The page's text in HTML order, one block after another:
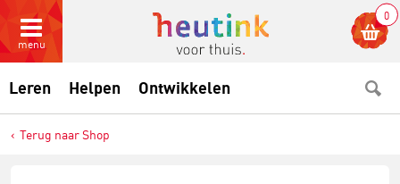
menu
0
Leren Helpen Ontwikkelen
Terug naar Shop